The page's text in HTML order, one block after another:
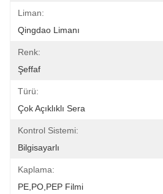
Liman:
Qingdao Limanı
Renk:
Şeffaf
Türü:
Çok Açıklıklı Sera
Kontrol Sistemi:
Bilgisayarlı
Kaplama:
PE,PO,PEP Filmi